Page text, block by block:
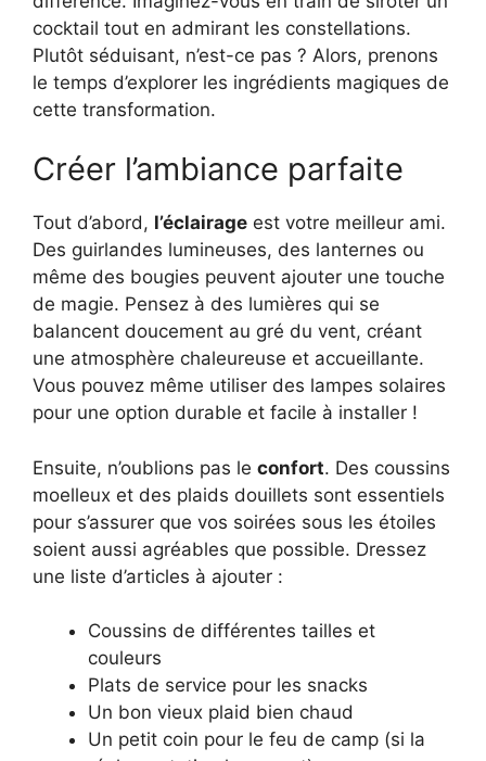
cocktail tout en admirant les constellations.
Plutôt séduisant, n’est-ce pas ? Alors, prenons
le temps d’explorer les ingrédients magiques de
cette transformation.
Créer l’ambiance parfaite
Tout d’abord, l’éclairage est votre meilleur ami.
Des guirlandes lumineuses, des lanternes ou
même des bougies peuvent ajouter une touche
de magie. Pensez à des lumières qui se
balancent doucement au gré du vent, créant
une atmosphère chaleureuse et accueillante.
Vous pouvez même utiliser des lampes solaires
pour une option durable et facile à installer !
Ensuite, n’oublions pas le confort. Des coussins
moelleux et des plaids douillets sont essentiels
pour s’assurer que vos soirées sous les étoiles
soient aussi agréables que possible. Dressez
une liste d’articles à ajouter :
Coussins de différentes tailles et
couleurs
Plats de service pour les snacks
Un bon vieux plaid bien chaud
Un petit coin pour le feu de camp (si la